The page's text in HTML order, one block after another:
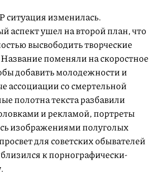
ситуация изменилась.
аспект ушел на второй план, что
высвободить творческие
поменяли на скоростное
добавить молодежности и
ассоциации со смертельной
полотна текста разбавили
и рекламой, портреты
изображениями полуголых
для советских обывателей
к порнографически-